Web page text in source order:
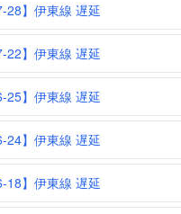
28】伊東線 遅延
22】伊東線 遅延
25】伊東線 遅延
24】伊東線 遅延
18】伊東線 遅延